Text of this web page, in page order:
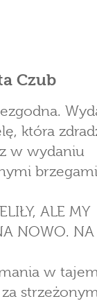
Czub
która
w wydaniu
ALE MY
NOWO. NA
w